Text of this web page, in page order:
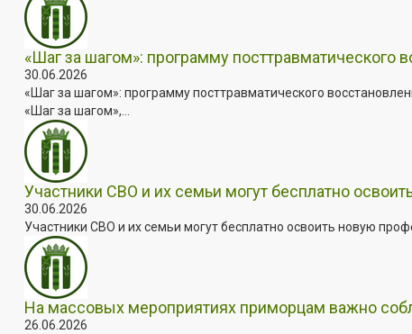
«Шаг за шагом»: программу посттравматического
30.06.2026
«Шаг за шагом»: программу посттравматического
«Шаг за шагом»,...
Участники СВО и их семьи могут бесплатно
30.06.2026
Участники СВО и их семьи могут бесплатно освоить новую
На массовых мероприятиях приморцам важно
26.06.2026